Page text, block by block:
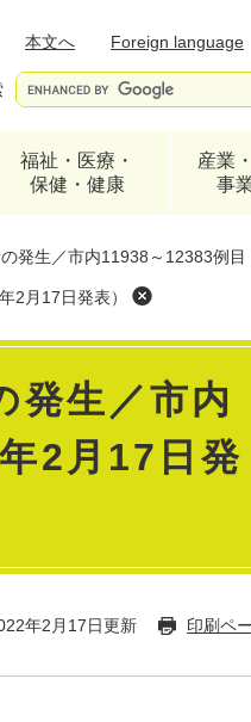
本文へ
Foreign language
福祉・医療・
保健・健康
産業
事
発生／市内11938～12383例目
2月17日発表）
発生／市内
2月17日発
年2月17日更新 印刷ペ